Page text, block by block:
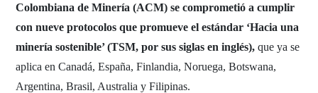
Colombiana de Minería (ACM) se comprometió a cumplir
con nueve protocolos que promueve el estándar ‘Hacia una
minería sostenible’ (TSM, por sus siglas en inglés),que ya se
aplica en Canadá, España, Finlandia, Noruega, Botswana,
Argentina, Brasil, Australia y Filipinas.